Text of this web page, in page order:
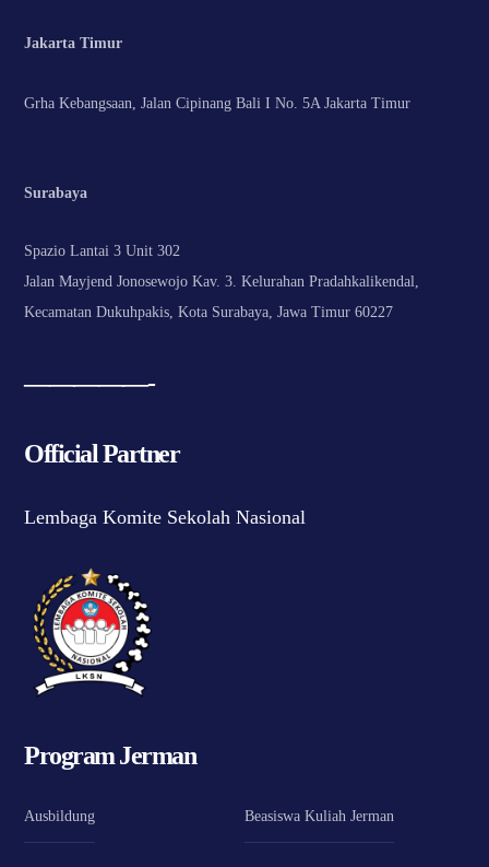
Jakarta Timur
Grha Kebangsaan, Jalan Cipinang Bali I No. 5A Jakarta Timur
Surabaya
Spazio Lantai 3 Unit 302
Jalan Mayjend Jonosewojo Kav. 3. Kelurahan Pradahkalikendal,
Kecamatan Dukuhpakis, Kota Surabaya, Jawa Timur 60227
—————-
Official Partner
Lembaga Komite Sekolah Nasional
Program Jerman
Ausbildung Beasiswa Kuliah Jerman